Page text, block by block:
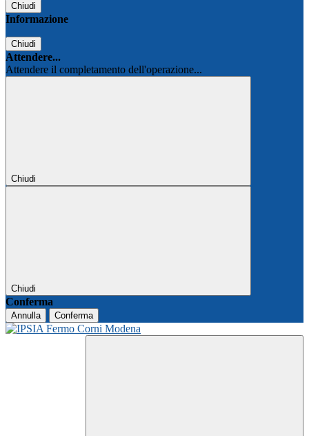
Chiudi
Informazione
Chiudi
Attendere...
Attendere il completamento dell'operazione...
Chiudi
Chiudi
Conferma
Annulla Conferma